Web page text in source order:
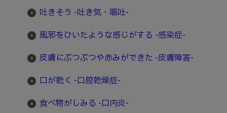
吐きそう -吐き気・嘔吐-
風邪をひいたような感じがする -感染症-
皮膚にぶつぶつや赤みができた -皮膚障害-
口が乾く -口腔乾燥症-
食べ物がしみる -口内炎-